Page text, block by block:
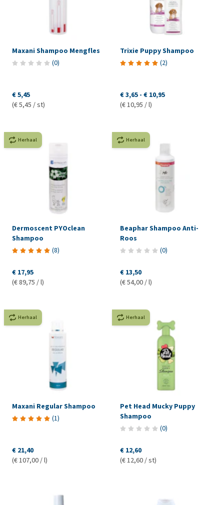
Maxani Shampoo Mengfles
(0)
€ 5,45
(€ 5,45 / st)
Trixie Puppy Shampoo
(2)
€ 3,65 - € 10,95
(€ 10,95 / l)
Herhaal
Dermoscent PYOclean
Shampoo
(8)
€ 17,95
(€ 89,75 / l)
Herhaal
Beaphar Shampoo Anti-
Roos
(0)
€ 13,50
(€ 54,00 / l)
Herhaal
Maxani Regular Shampoo
(1)
€ 21,40
(€ 107,00 / l)
Herhaal
Pet Head Mucky Puppy
Shampoo
(0)
€ 12,60
(€ 12,60 / st)